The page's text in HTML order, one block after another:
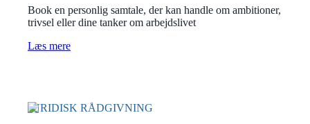
Book en personlig samtale, der kan handle om ambitioner,
trivsel eller dine tanker om arbejdslivet
Læs mere
JURIDISK RÅDGIVNING